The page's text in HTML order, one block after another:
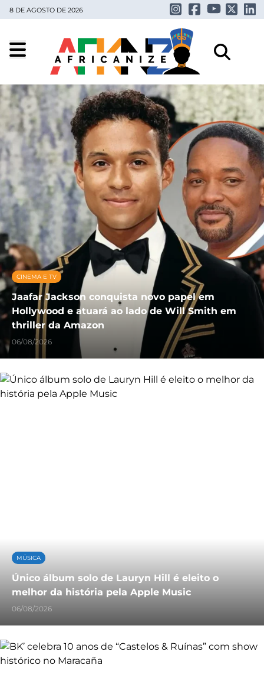
8 DE AGOSTO DE 2026
CINEMA E TV
Jaafar Jackson conquista novo papel em
Hollywood e atuará ao lado de Will Smith em
thriller da Amazon
06/08/2026
MÚSICA
Único álbum solo de Lauryn Hill é eleito o
melhor da história pela Apple Music
06/08/2026